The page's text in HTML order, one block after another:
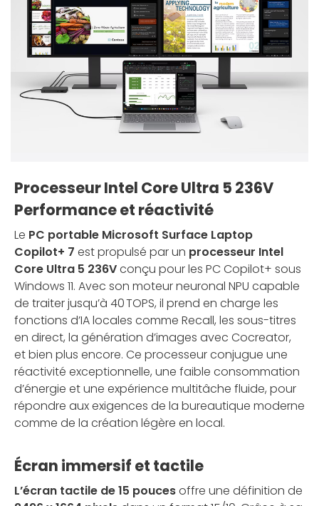
Processeur Intel Core Ultra 5 236V
Performance et réactivité
Le PC portable Microsoft Surface Laptop
Copilot+ 7 est propulsé par un processeur Intel
Core Ultra 5 236Vconçu pour les PC Copilot+ sous
Windows 11. Avec son moteur neuronal NPU capable
de traiter jusqu’à 40 TOPS, il prend en charge les
fonctions d’IA locales comme Recall, les sous-titres
en direct, la génération d’images avec Cocreator,
et bien plus encore. Ce processeur conjugue une
réactivité exceptionnelle, une faible consommation
d’énergie et une expérience multitâche fluide, pour
répondre aux exigences de la bureautique moderne
comme de la création légère en local.
Écran immersif et tactile
L’écran tactile de 15 poucesoffre une définition de